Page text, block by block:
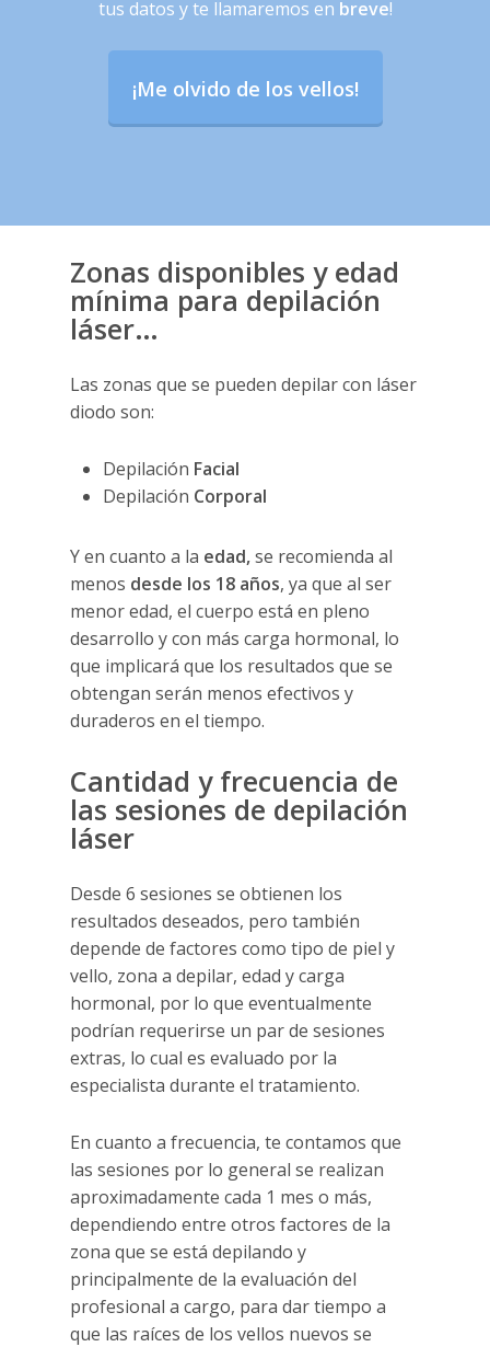
tus datos y te llamaremos en breve!
¡Me olvido de los vellos!
Zonas disponibles y edad
mínima para depilación
láser…
Las zonas que se pueden depilar con láser
diodo son:
Depilación Facial
Depilación Corporal
Y en cuanto a la edad,se recomienda al
menos desde los 18 años, ya que al ser
menor edad, el cuerpo está en pleno
desarrollo y con más carga hormonal, lo
que implicará que los resultados que se
obtengan serán menos efectivos y
duraderos en el tiempo.
Cantidad y frecuencia de
las sesiones de depilación
láser
Desde 6 sesiones se obtienen los
resultados deseados, pero también
depende de factores como tipo de piel y
vello, zona a depilar, edad y carga
hormonal, por lo que eventualmente
podrían requerirse un par de sesiones
extras, lo cual es evaluado por la
especialista durante el tratamiento.
En cuanto a frecuencia, te contamos que
las sesiones por lo general se realizan
aproximadamente cada 1 mes o más,
dependiendo entre otros factores de la
zona que se está depilando y
principalmente de la evaluación del
profesional a cargo, para dar tiempo a
que las raíces de los vellos nuevos se